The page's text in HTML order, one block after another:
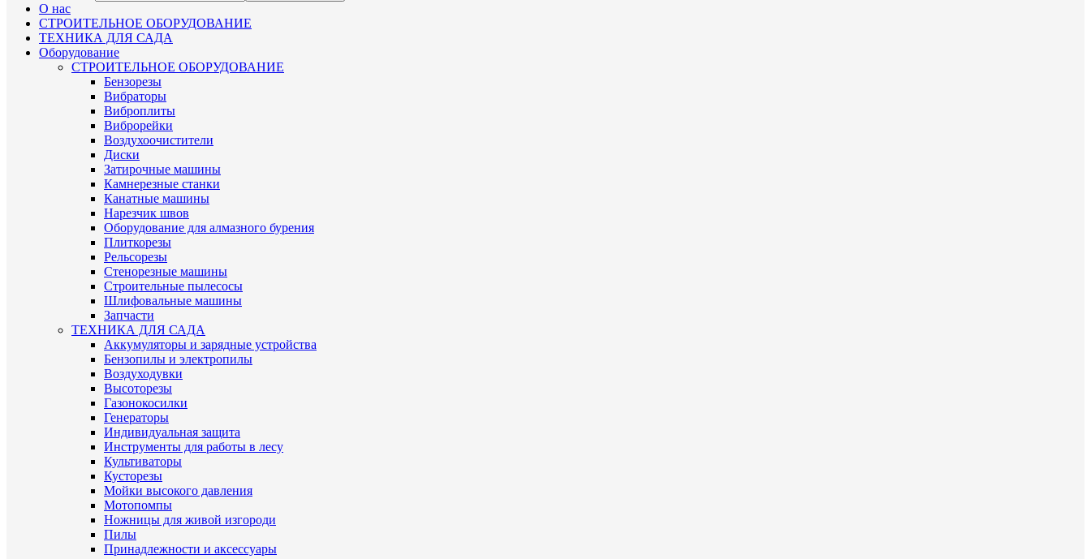
О нас
СТРОИТЕЛЬНОЕ ОБОРУДОВАНИЕ
ТЕХНИКА ДЛЯ САДА
Оборудование
СТРОИТЕЛЬНОЕ ОБОРУДОВАНИЕ
Бензорезы
Вибраторы
Виброплиты
Виброрейки
Воздухоочистители
Диски
Затирочные машины
Камнерезные станки
Канатные машины
Нарезчик швов
Оборудование для алмазного бурения
Плиткорезы
Рельсорезы
Стенорезные машины
Строительные пылесосы
Шлифовальные машины
Запчасти
ТЕХНИКА ДЛЯ САДА
Аккумуляторы и зарядные устройства
Бензопилы и электропилы
Воздуходувки
Высоторезы
Газонокосилки
Генераторы
Индивидуальная защита
Инструменты для работы в лесу
Культиваторы
Кусторезы
Мойки высокого давления
Мотопомпы
Ножницы для живой изгороди
Пилы
Принадлежности и аксессуары